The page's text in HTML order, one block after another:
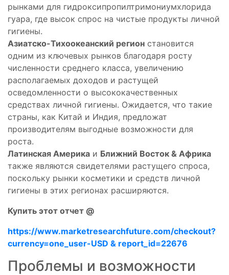
рынками для гидроксипропилтримониумхлорида
гуара, где высок спрос на чистые продукты личной
гигиены.
Азиатско-Тихоокеанский регион становится
одним из ключевых рынков благодаря росту
численности среднего класса, увеличению
располагаемых доходов и растущей
осведомленности о высококачественных
средствах личной гигиены. Ожидается, что такие
страны, как Китай и Индия, предложат
производителям выгодные возможности для
роста.
Латинская Америка и Ближний Восток & Африка
также являются свидетелями растущего спроса,
поскольку рынки косметики и средств личной
гигиены в этих регионах расширяются.
Купить этот отчет @
https://www.marketresearchfuture.com/checkout?
currency=one_user-USD & report_id=22676
Проблемы и возможности